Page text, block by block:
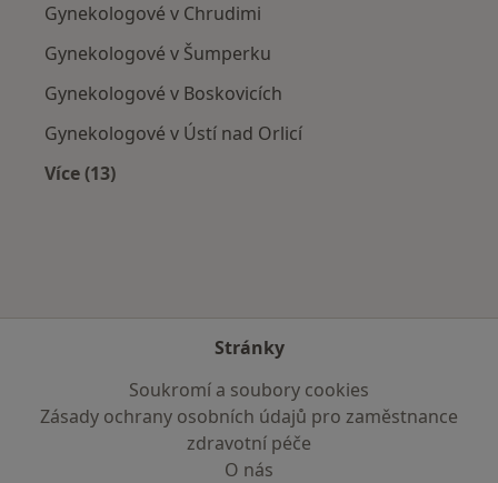
Gynekologové v Chrudimi
Gynekologové v Šumperku
Gynekologové v Boskovicích
Gynekologové v Ústí nad Orlicí
Více (13)
Stránky
Soukromí a soubory cookies
Zásady ochrany osobních údajů pro zaměstnance
zdravotní péče
O nás